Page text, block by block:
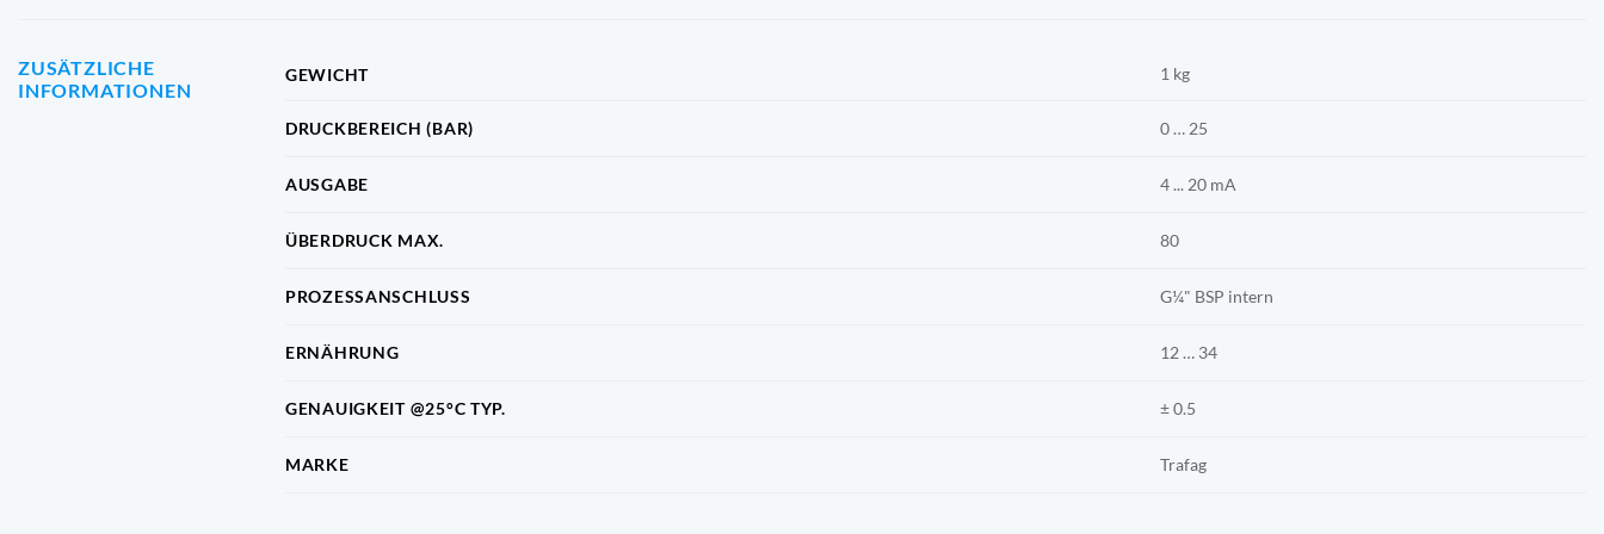
ZUSÄTZLICHE
INFORMATIONEN
GEWICHT 1 kg
DRUCKBEREICH (BAR) 0 … 25
AUSGABE 4 ... 20 mA
ÜBERDRUCK MAX. 80
PROZESSANSCHLUSS G¼" BSP intern
ERNÄHRUNG 12 … 34
GENAUIGKEIT @25°C TYP. ± 0.5
MARKE Trafag